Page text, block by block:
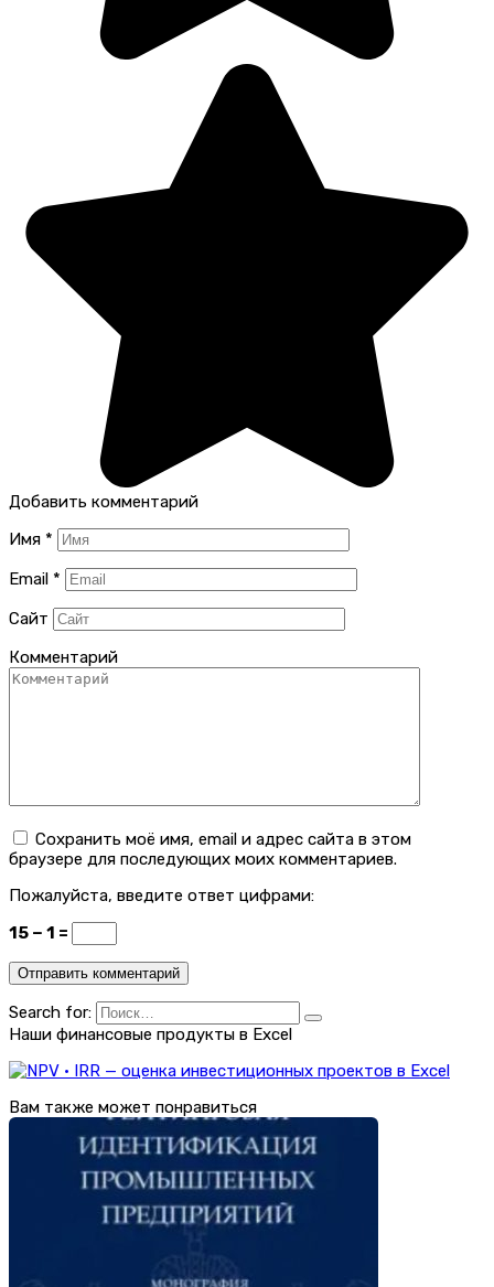
Добавить комментарий
Имя *
Email *
Сайт
Комментарий
Сохранить моё имя, email и адрес сайта в этом
браузере для последующих моих комментариев.
Пожалуйста, введите ответ цифрами:
15 − 1 =
Search for:
Наши финансовые продукты в Excel
Вам также может понравиться